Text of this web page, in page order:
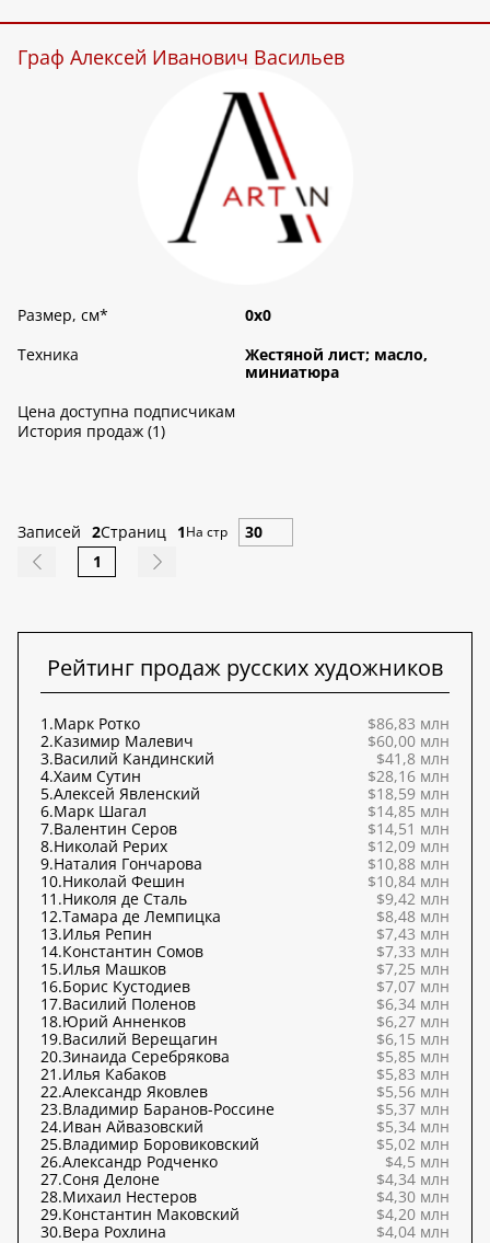
Граф Алексей Иванович Васильев
Размер, см*
0х0
Техника
Жестяной лист; масло,
миниатюра
Цена доступна подписчикам
История продаж (1)
Записей 2Страниц 1На стр
1
Рейтинг продаж русских художников
1.Марк Ротко
$86,83 млн
2.Казимир Малевич
$60,00 млн
3.Василий Кандинский
$41,8 млн
4.Хаим Сутин
$28,16 млн
5.Алексей Явленский
$18,59 млн
6.Марк Шагал
$14,85 млн
7.Валентин Серов
$14,51 млн
8.Николай Рерих
$12,09 млн
9.Наталия Гончарова
$10,88 млн
10.Николай Фешин
$10,84 млн
11.Николя де Сталь
$9,42 млн
12.Тамара де Лемпицка
$8,48 млн
13.Илья Репин
$7,43 млн
14.Константин Сомов
$7,33 млн
15.Илья Машков
$7,25 млн
16.Борис Кустодиев
$7,07 млн
17.Василий Поленов
$6,34 млн
18.Юрий Анненков
$6,27 млн
19.Василий Верещагин
$6,15 млн
20.Зинаида Серебрякова
$5,85 млн
21.Илья Кабаков
$5,83 млн
22.Александр Яковлев
$5,56 млн
23.Владимир Баранов-Россине
$5,37 млн
24.Иван Айвазовский
$5,34 млн
25.Владимир Боровиковский
$5,02 млн
26.Александр Родченко
$4,5 млн
27.Соня Делоне
$4,34 млн
28.Михаил Нестеров
$4,30 млн
29.Константин Маковский
$4,20 млн
30.Вера Рохлина $4,04 млн